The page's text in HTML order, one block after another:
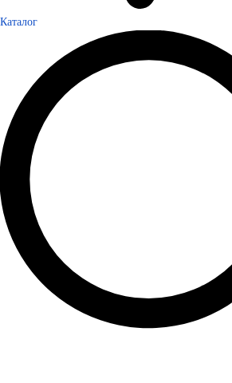
Каталог